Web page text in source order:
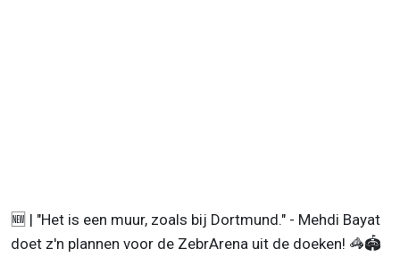
🆕 | "Het is een muur, zoals bij Dortmund." - Mehdi Bayat
doet z'n plannen voor de ZebrArena uit de doeken! 🦓🏟️